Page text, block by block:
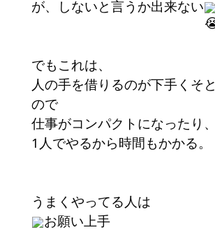
が、しないと言うか出来ない
でもこれは、
人の手を借りるのが下手くそ
ので
仕事がコンパクトになったり、
1人でやるから時間もかかる。
うまくやってる人は
お願い上手